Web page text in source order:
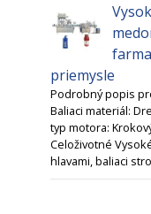
priemysle
Podrobný popis
Baliaci materiál:
typ motora:
Celoživotné
hlavami, baliaci